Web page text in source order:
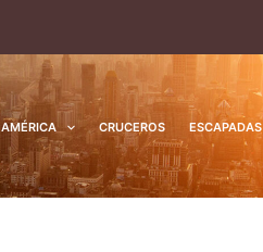
AMÉRICA CRUCEROS ESCAPADAS